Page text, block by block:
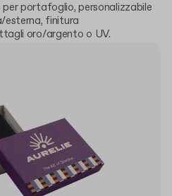
portafoglio, personalizzabile
esterna, finitura
oro/argento o UV.